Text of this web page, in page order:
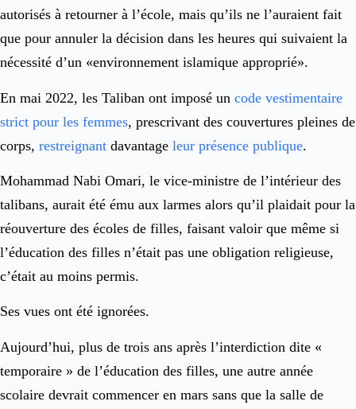
autorisés à retourner à l’école, mais qu’ils ne l’auraient fait
que pour annuler la décision dans les heures qui suivaient la
nécessité d’un «environnement islamique approprié».
En mai 2022, les Taliban ont imposé un code vestimentaire
strict pour les femmes, prescrivant des couvertures pleines de
corps, restreignant davantage leur présence publique.
Mohammad Nabi Omari, le vice-ministre de l’intérieur des
talibans, aurait été ému aux larmes alors qu’il plaidait pour la
réouverture des écoles de filles, faisant valoir que même si
l’éducation des filles n’était pas une obligation religieuse,
c’était au moins permis.
Ses vues ont été ignorées.
Aujourd’hui, plus de trois ans après l’interdiction dite «
temporaire » de l’éducation des filles, une autre année
scolaire devrait commencer en mars sans que la salle de